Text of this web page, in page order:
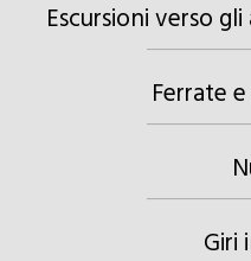
Escursioni verso
Ferrate
Giri